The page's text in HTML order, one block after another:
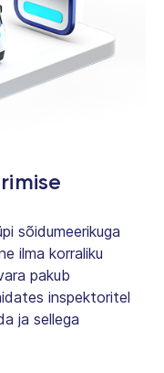
sõidumeerikuga
ilma korraliku
pakub
inspektoritel
ja sellega